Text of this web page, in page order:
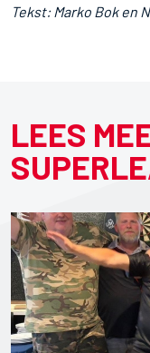
Tekst: Marko Bok en
LEES